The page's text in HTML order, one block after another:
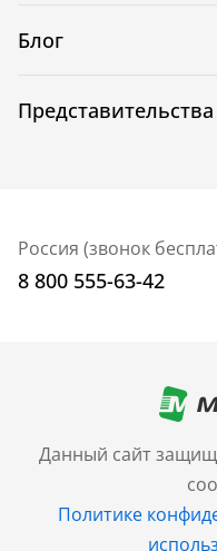
Данный сайт
Политике
Блог
Представительства
Россия (звонок
8 800 555-63-42
+7 (499) 705-30-10
Санкт-Петербург
+7 (812) 600-77-33
Барнаул